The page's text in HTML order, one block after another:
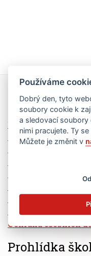
Rychlé
Elektronická
Jídelní lístek
Volná pracovní místa
Zřizovatel školy (MČ
Ochrana osobních
Prohlídka
Používáme
Dobrý den, tyto
soubory cookie k
a sledovací
nimi pracujete. Ty
Můžete je změnit v